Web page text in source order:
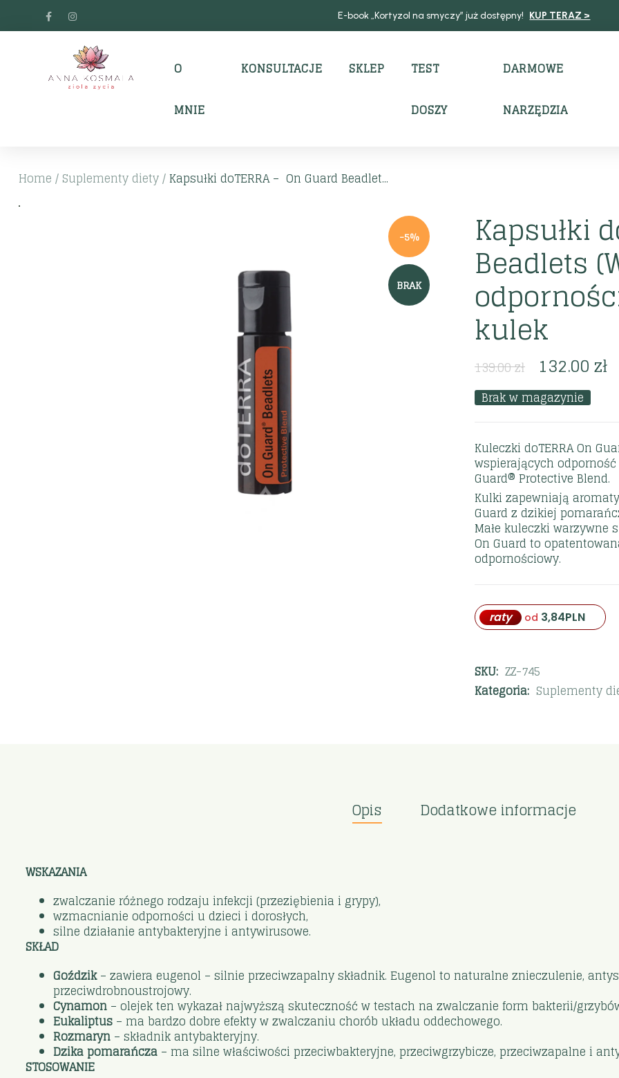
E-book „Kortyzol na smyczy” już dostępny! KUP TERAZ >
O
MNIE
KONSULTACJE SKLEP TEST
DOSZY
DARMOWE
NARZĘDZIA
Home / Suplementy diety/ Kapsułki doTERRA – On Guard Beadlet...
-5%
BRAK
Kapsułki
Beadlets
kulek
139.00zł 132.00zł
Brak w magazynie
Kuleczki doTERRA On
wspierających
Guard® Protective Blend.
Kulki zapewniają
Guard z dzikiej
Małe kuleczki
On Guard to
odpornościowy.
raty od 3,84PLN
SKU: ZZ-745
Kategoria: Suplementy
Opis Dodatkowe informacje
WSKAZANIA
zwalczanie różnego rodzaju infekcji (przeziębienia i grypy),
wzmacnianie odporności u dzieci i dorosłych,
silne działanie antybakteryjne i antywirusowe.
SKŁAD
Goździk– zawiera eugenol – silnie przeciwzapalny składnik. Eugenol to naturalne znieczulenie,
przeciwdrobnoustrojowy.
Cynamon – olejek ten wykazał najwyższą skuteczność w testach na zwalczanie form bakterii/
Eukaliptus – ma bardzo dobre efekty w zwalczaniu chorób układu oddechowego.
Rozmaryn – składnik antybakteryjny.
Dzika pomarańcza – ma silne właściwości przeciwbakteryjne, przeciwgrzybicze, przeciwzapalne i
STOSOWANIE